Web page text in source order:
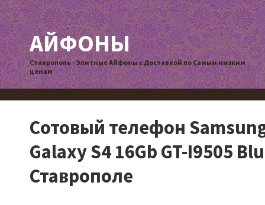
АЙФОНЫ
Ставрополь - Элитные Айфоны с Доставкой по Самым низким
ценам
Сотовый телефон
Galaxy S4 16Gb GT-I9505
Ставрополе